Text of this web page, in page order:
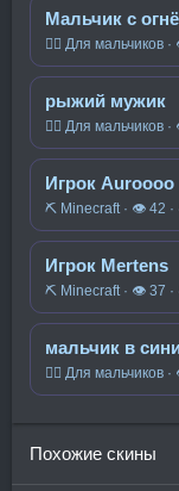
Мальчик с
🧍‍♂️ Для мальчиков
рыжий мужик
🧍‍♂️ Для мальчиков
Игрок Auroooo
⛏️ Minecraft · 👁 42 ·
Игрок Mertens
⛏️ Minecraft · 👁 37 ·
мальчик в
🧍‍♂️ Для мальчиков
Похожие скины